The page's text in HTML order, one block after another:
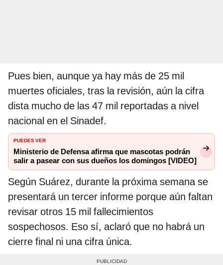
Pues bien, aunque ya hay más de 25 mil
muertes oficiales, tras la revisión, aún la cifra
dista mucho de las 47 mil reportadas a nivel
nacional en el Sinadef.
PUEDES VER
Ministerio de Defensa afirma que mascotas podrán
salir a pasear con sus dueños los domingos [VIDEO]
Según Suárez, durante la próxima semana se
presentará un tercer informe porque aún faltan
revisar otros 15 mil fallecimientos
sospechosos. Eso sí, aclaró que no habrá un
cierre final ni una cifra única.